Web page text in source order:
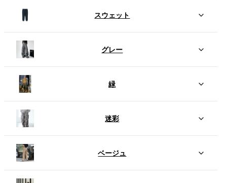
スウェット
グレー
緑
迷彩
ベージュ